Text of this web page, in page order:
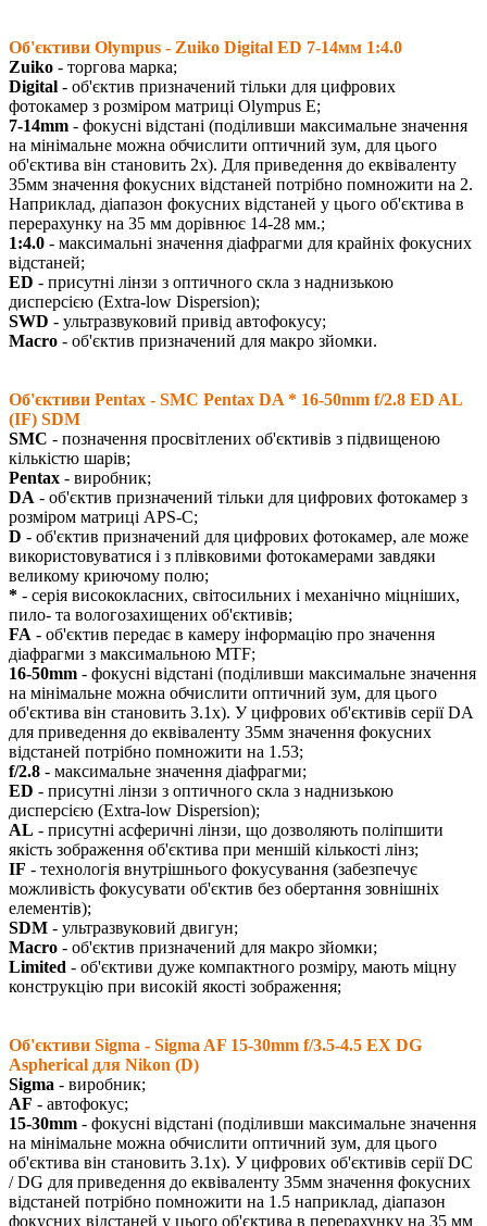
Об'єктиви Olympus - Zuiko Digital ED 7-14мм 1:4.0
Zuiko - торгова марка;
Digital - об'єктив призначений тільки для цифрових
фотокамер з розміром матриці Olympus E;
7-14mm - фокусні відстані (поділивши максимальне значення
на мінімальне можна обчислити оптичний зум, для цього
об'єктива він становить 2х). Для приведення до еквіваленту
35мм значення фокусних відстаней потрібно помножити на 2.
Наприклад, діапазон фокусних відстаней у цього об'єктива в
перерахунку на 35 мм дорівнює 14-28 мм.;
1:4.0 - максимальні значення діафрагми для крайніх фокусних
відстаней;
ED - присутні лінзи з оптичного скла з наднизькою
дисперсією (Extra-low Dispersion);
SWD - ультразвуковий привід автофокусу;
Macro - об'єктив призначений для макро зйомки.
Об'єктиви Pentax - SMC Pentax DA * 16-50mm f/2.8 ED AL
(IF) SDM
SMC - позначення просвітлених об'єктивів з підвищеною
кількістю шарів;
Pentax - виробник;
DA - об'єктив призначений тільки для цифрових фотокамер з
розміром матриці APS-C;
D - об'єктив призначений для цифрових фотокамер, але може
використовуватися і з плівковими фотокамерами завдяки
великому криючому полю;
* - серія висококласних, світосильних і механічно міцніших,
пило- та вологозахищених об'єктивів;
FA - об'єктив передає в камеру інформацію про значення
діафрагми з максимальною MTF;
16-50mm - фокусні відстані (поділивши максимальне значення
на мінімальне можна обчислити оптичний зум, для цього
об'єктива він становить 3.1х). У цифрових об'єктивів серії DA
для приведення до еквіваленту 35мм значення фокусних
відстаней потрібно помножити на 1.53;
f/2.8 - максимальне значення діафрагми;
ED - присутні лінзи з оптичного скла з наднизькою
дисперсією (Extra-low Dispersion);
AL - присутні асферичні лінзи, що дозволяють поліпшити
якість зображення об'єктива при меншій кількості лінз;
IF - технологія внутрішнього фокусування (забезпечує
можливість фокусувати об'єктив без обертання зовнішніх
елементів);
SDM - ультразвуковий двигун;
Macro - об'єктив призначений для макро зйомки;
Limited - об'єктиви дуже компактного розміру, мають міцну
конструкцію при високій якості зображення;
Об'єктиви Sigma - Sigma AF 15-30mm f/3.5-4.5 EX DG
Aspherical для Nikon (D)
Sigma - виробник;
AF - автофокус;
15-30mm - фокусні відстані (поділивши максимальне значення
на мінімальне можна обчислити оптичний зум, для цього
об'єктива він становить 3.1х). У цифрових об'єктивів серії DC
/ DG для приведення до еквіваленту 35мм значення фокусних
відстаней потрібно помножити на 1.5 наприклад, діапазон
фокусних відстаней у цього об'єктива в перерахунку на 35 мм